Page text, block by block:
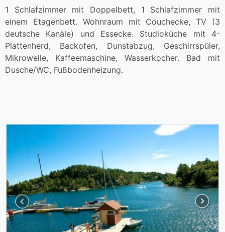
1 Schlafzimmer mit Doppelbett, 1 Schlafzimmer mit
einem Etagenbett. Wohnraum mit Couchecke, TV (3
deutsche Kanäle) und Essecke. Studioküche mit 4-
Plattenherd, Backofen, Dunstabzug, Geschirrspüler,
Mikrowelle, Kaffeemaschine, Wasserkocher. Bad mit
Dusche/WC, Fußbodenheizung.
Previous Next